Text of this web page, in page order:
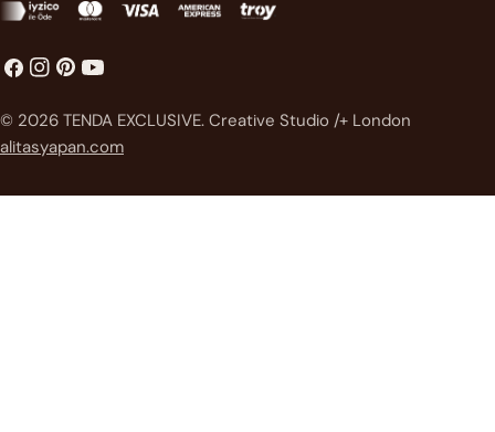
Facebook
instagram
Pinterest'te
Youtube
© 2026 TENDA EXCLUSIVE. Creative Studio /+ London
alitasyapan.com
Ödeme
metodları